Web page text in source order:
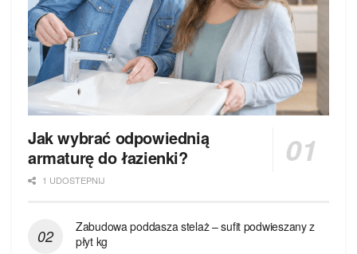
Jak wybrać odpowiednią
armaturę do łazienki?
1 UDOSTEPNIJ
Zabudowa poddasza stelaż – sufit podwieszany z
płyt kg